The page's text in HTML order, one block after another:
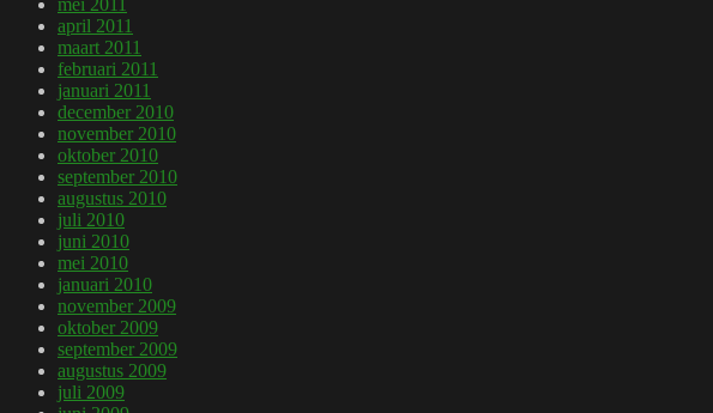
april 2011
maart 2011
februari 2011
januari 2011
december 2010
november 2010
oktober 2010
september 2010
augustus 2010
juli 2010
juni 2010
mei 2010
januari 2010
november 2009
oktober 2009
september 2009
augustus 2009
juli 2009